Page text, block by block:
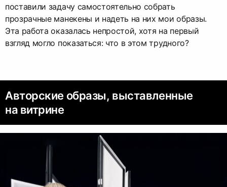
поставили задачу самостоятельно собрать
прозрачные манекены и надеть на них мои образы.
Эта работа оказалась непростой, хотя на первый
взгляд могло показаться: что в этом трудного?
Авторские образы, выставленные
на витрине